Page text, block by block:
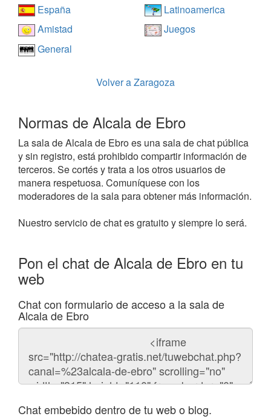
España
Latinoamerica
Amistad
Juegos
General
Volver a Zaragoza
Normas de Alcala de Ebro
La sala de Alcala de Ebro es una sala de chat pública
y sin registro, está prohibido compartir información de
terceros. Se cortés y trata a los otros usuarios de
manera respetuosa. Comuníquese con los
moderadores de la sala para obtener más información.
Nuestro servicio de chat es gratuito y siempre lo será.
Pon el chat de Alcala de Ebro en tu
web
Chat con formulario de acceso a la sala de
Alcala de Ebro
Código
chat
Chat embebido dentro de tu web o blog.